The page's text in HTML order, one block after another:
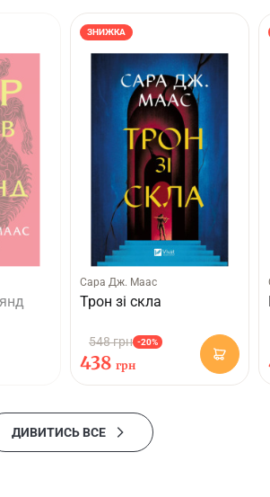
ЗНИЖКА
Сара Дж. Маас
Трон зі скла
548 грн -20%
438 грн
ДИВИТИСЬ ВСЕ